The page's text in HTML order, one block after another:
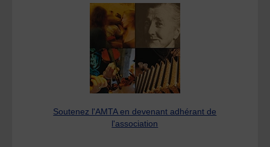
Soutenez l'AMTA en devenant adhérant de
l'association